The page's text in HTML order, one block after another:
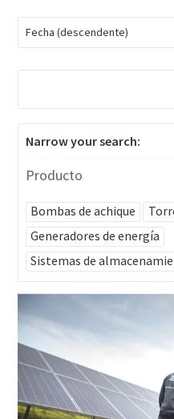
Narrow your search:
Producto
Bombas de achique
Generadores de energía
Sistemas de